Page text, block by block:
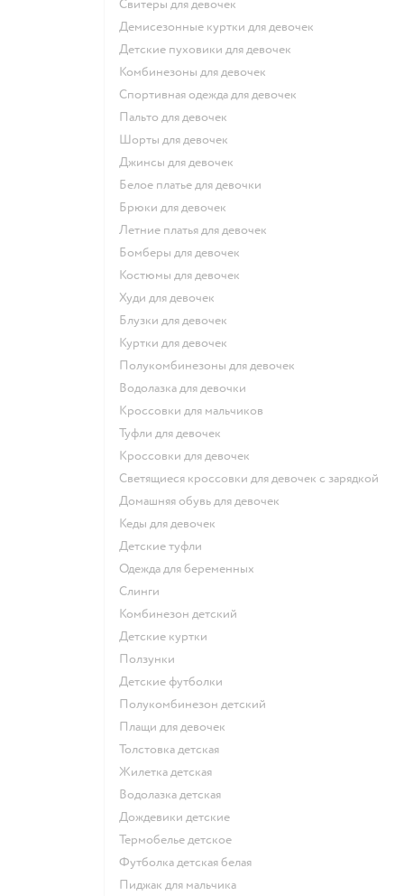
Свитеры для девочек
Демисезонные куртки для девочек
Детские пуховики для девочек
Комбинезоны для девочек
Спортивная одежда для девочек
Пальто для девочек
Шорты для девочек
Джинсы для девочек
Белое платье для девочки
Брюки для девочек
Летние платья для девочек
Бомберы для девочек
Костюмы для девочек
Худи для девочек
Блузки для девочек
Куртки для девочек
Полукомбинезоны для девочек
Водолазка для девочки
Кроссовки для мальчиков
Туфли для девочек
Кроссовки для девочек
Светящиеся кроссовки для девочек с зарядкой
Домашняя обувь для девочек
Кеды для девочек
Детские туфли
Одежда для беременных
Слинги
Комбинезон детский
Детские куртки
Ползунки
Детские футболки
Полукомбинезон детский
Плащи для девочек
Толстовка детская
Жилетка детская
Водолазка детская
Дождевики детские
Термобелье детское
Футболка детская белая
Пиджак для мальчика